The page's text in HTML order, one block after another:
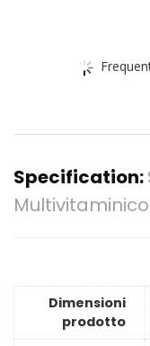
Specification:
Dimensioni
prodotto